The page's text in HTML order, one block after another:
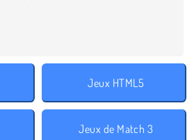
Jeux HTML5
Jeux de Match 3